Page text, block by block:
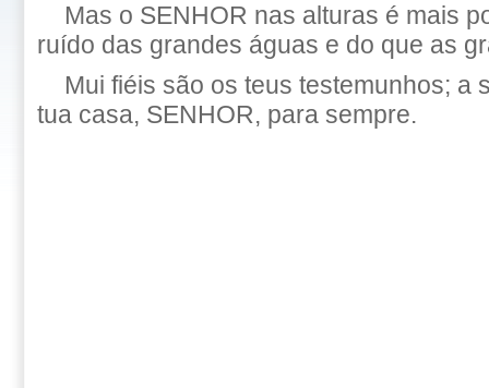
Mas o SENHOR nas alturas é mais
ruído das grandes águas e do que as
Mui fiéis são os teus testemunhos; a
tua casa, SENHOR, para sempre.